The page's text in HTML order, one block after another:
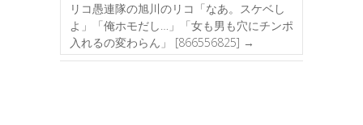
リコ愚連隊の旭川のリコ「なあ。スケベし
よ」「俺ホモだし…」「女も男も穴にチンポ
入れるの変わらん」 [866556825] →